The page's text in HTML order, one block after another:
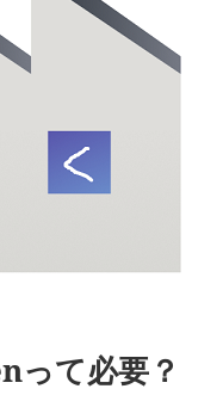
て必要？